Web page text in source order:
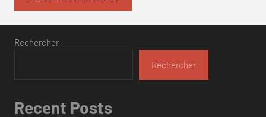
Rechercher
Rechercher
Recent Posts